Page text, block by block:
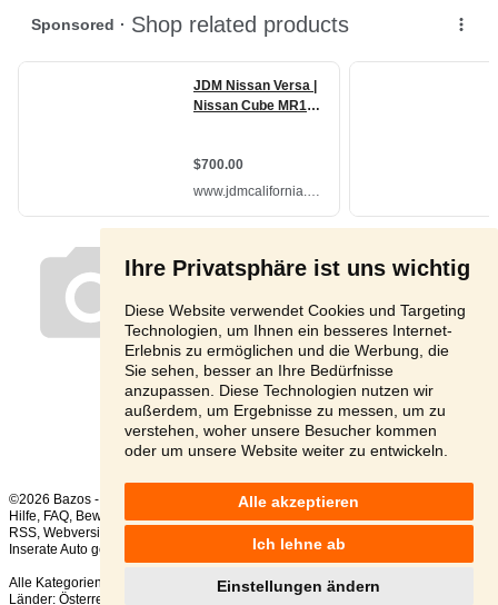
Ihre Privatsphäre ist uns wichtig
Diese Website verwendet Cookies und Targeting
Technologien, um Ihnen ein besseres Internet-
Erlebnis zu ermöglichen und die Werbung, die
Sie sehen, besser an Ihre Bedürfnisse
anzupassen. Diese Technologien nutzen wir
außerdem, um Ergebnisse zu messen, um zu
verstehen, woher unsere Besucher kommen
oder um unsere Website weiter zu entwickeln.
Alle akzeptieren
Ich lehne ab
Einstellungen ändern
Seite: 1 2 Nächste
©2026 Bazos -
Kleinanzeigen, Bazar Autoteile
Hilfe, FAQ, Bewertung Datenschutzerklärung
RSS,
Inserate Auto gesamt:
, in 24 Stunden:1
Alle Kategorien
Länder: Österreich Polen